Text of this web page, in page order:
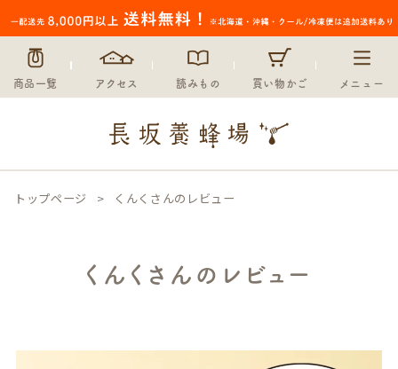
商品一覧 アクセス 読みもの 買い物かご メニュー
トップページ くんくさんのレビュー
くんくさんのレビュー